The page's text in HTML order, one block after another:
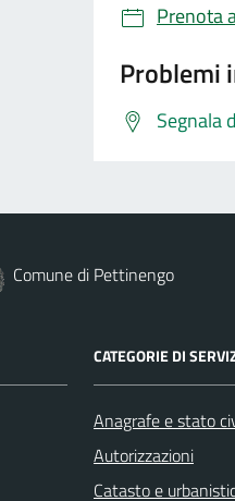
Prenota
Problemi
Segnala
Comune di Pettinengo
CATEGORIE DI
Anagrafe e stato
Autorizzazioni
Catasto e